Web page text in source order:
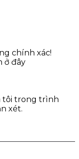
chính xác!
ở đây
tôi trong trình
xét.